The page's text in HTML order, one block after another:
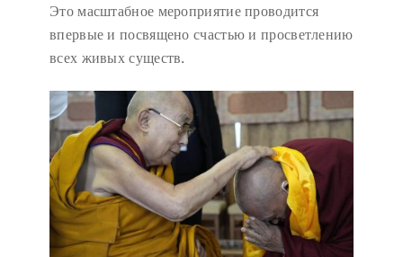
Это масштабное мероприятие проводится
впервые и посвящено счастью и просветлению
всех живых существ.